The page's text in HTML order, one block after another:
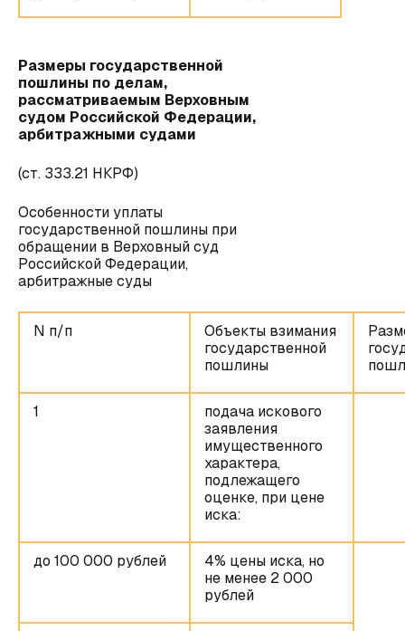
Размеры государственной
пошлины по делам,
рассматриваемым Верховным
судом Российской Федерации,
арбитражными судами
(ст. 333.21 НКРФ)
Особенности уплаты
государственной пошлины при
обращении в Верховный суд
Российской Федерации,
арбитражные суды
N п/п
Объекты взимания
государственной
пошлины
1
подача искового
заявления
имущественного
характера,
подлежащего
оценке, при цене
иска:
до 100 000 рублей
4% цены иска, но
не менее 2 000
рублей